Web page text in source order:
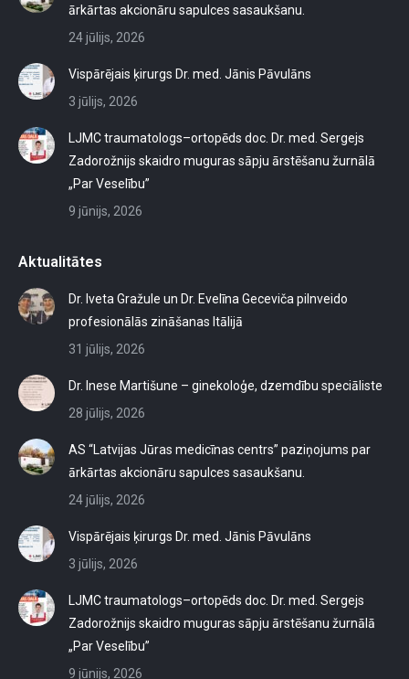
ārkārtas akcionāru sapulces sasaukšanu.
24 jūlijs, 2026
Vispārējais ķirurgs Dr. med. Jānis Pāvulāns
3 jūlijs, 2026
LJMC traumatologs–ortopēds doc. Dr. med. Sergejs
Zadorožnijs skaidro muguras sāpju ārstēšanu žurnālā
„Par Veselību”
9 jūnijs, 2026
Aktualitātes
Dr. Iveta Gražule un Dr. Evelīna Geceviča pilnveido
profesionālās zināšanas Itālijā
31 jūlijs, 2026
Dr. Inese Martišune – ginekoloģe, dzemdību speciāliste
28 jūlijs, 2026
AS “Latvijas Jūras medicīnas centrs” paziņojums par
ārkārtas akcionāru sapulces sasaukšanu.
24 jūlijs, 2026
Vispārējais ķirurgs Dr. med. Jānis Pāvulāns
3 jūlijs, 2026
LJMC traumatologs–ortopēds doc. Dr. med. Sergejs
Zadorožnijs skaidro muguras sāpju ārstēšanu žurnālā
„Par Veselību”
9 jūnijs, 2026